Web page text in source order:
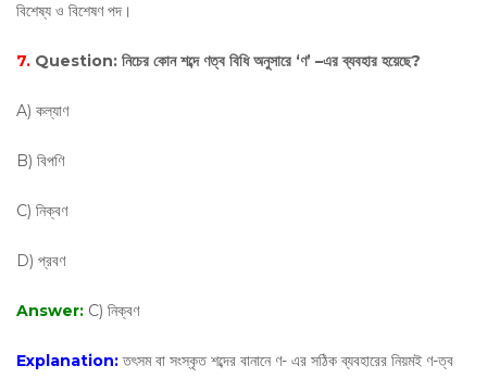
বিশেষ্য ও বিশেষণ পদ।
7. Question: নিচের কোন শব্দে ণত্ব বিধি অনুসারে ‘ণ’ –এর ব্যবহার হয়েছে?
A) কল্যাণ
B) বিপণি
C) নিক্বণ
D) প্রবণ
Answer: C) নিক্বণ
Explanation:তৎসম বা সংস্কৃত শব্দের বানানে ণ- এর সঠিক ব্যবহারের নিয়মই ণ-ত্ব